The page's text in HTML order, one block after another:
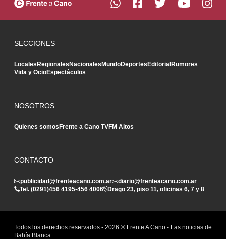
SECCIONES
Locales Regionales Nacionales MundoDeportes Editorial Rumores
Vida y OcioEspectáculos
NOSOTROS
Quienes somos Frente a Cano TVFM Altos
CONTACTO
publicidad@frenteacano.com.ar
diario@frenteacano.com.ar
Tel. (0291)456 4195-456 4006 Drago 23, piso 11, oficinas 6, 7 y 8
Todos los derechos reservados - 2026 ® Frente A Cano - Las noticias de
Bahía Blanca